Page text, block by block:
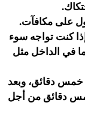
على مكافآت.
كنت تواجه سوء
في الداخل مثل
خمس دقائق، وبعد
دقائق من أجل